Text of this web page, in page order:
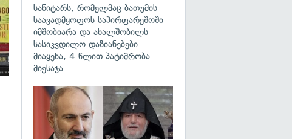
სანიტარს, რომელმაც ბათუმის
საავადმყოფოს საპირფარეშოში
იმშობიარა და ახალშობილს
სასიკვდილო დაზიანებები
მიაყენა, 4 წლით პატიმრობა
მიესაჯა